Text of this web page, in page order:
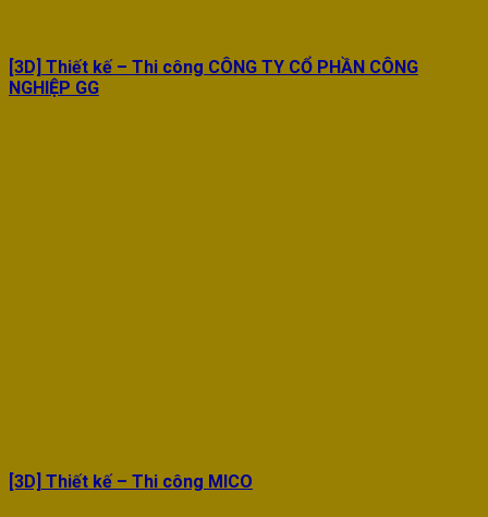
[3D] Thiết kế – Thi công CÔNG TY CỔ PHẦN CÔNG
NGHIỆP GG
[3D] Thiết kế – Thi công MICO